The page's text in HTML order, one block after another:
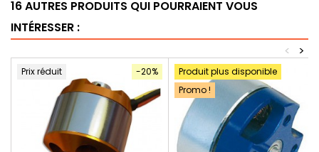
16 AUTRES PRODUITS QUI POURRAIENT VOUS
INTÉRESSER :
>
<
-20%
Prix réduit
Produit plus disponible
Promo !